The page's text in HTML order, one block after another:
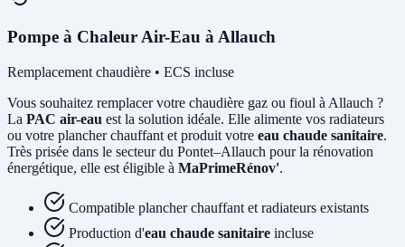
Pompe à Chaleur Air-Eau à Allauch
Remplacement chaudière • ECS incluse
Vous souhaitez remplacer votre chaudière gaz ou fioul à Allauch ?
La PAC air-eau est la solution idéale. Elle alimente vos radiateurs
ou votre plancher chauffant et produit votre eau chaude sanitaire.
Très prisée dans le secteur du Pontet–Allauch pour la rénovation
énergétique, elle est éligible à MaPrimeRénov'.
Compatible plancher chauffant et radiateurs existants
Production d'eau chaude sanitaire incluse